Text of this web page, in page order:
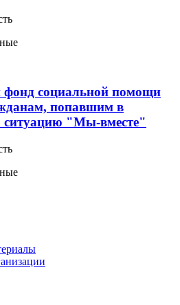
фонд социальной помощи
попавшим в
ситуацию "Мы-вместе"